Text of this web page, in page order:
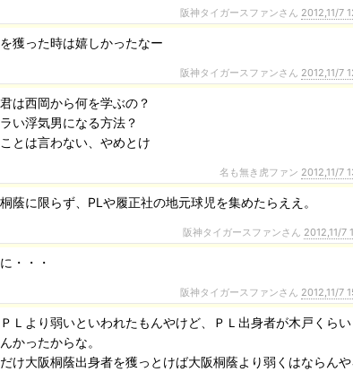
阪神タイガースファンさん 2012,11/7
獲った時は嬉しかったなー
阪神タイガースファンさん 2012,11/7
は西岡から何を学ぶの？
い浮気男になる方法？
とは言わない、やめとけ
名も無き虎ファン 2012,11/7
蔭に限らず、PLや履正社の地元球児を集めたらええ。
阪神タイガースファンさん 2012,11/7
・・・
阪神タイガースファンさん 2012,11/7
Ｌより弱いといわれたもんやけど、ＰＬ出身者が木戸くら
かったからな。
け大阪桐蔭出身者を獲っとけば大阪桐蔭より弱くはならんや